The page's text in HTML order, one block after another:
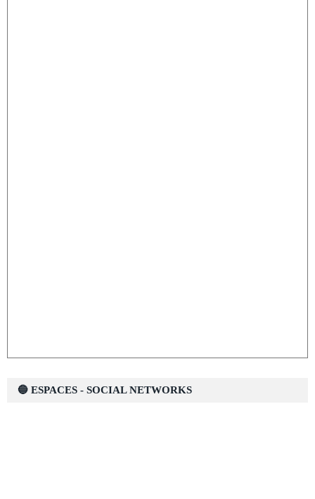
🔵 ESPACES - SOCIAL NETWORKS